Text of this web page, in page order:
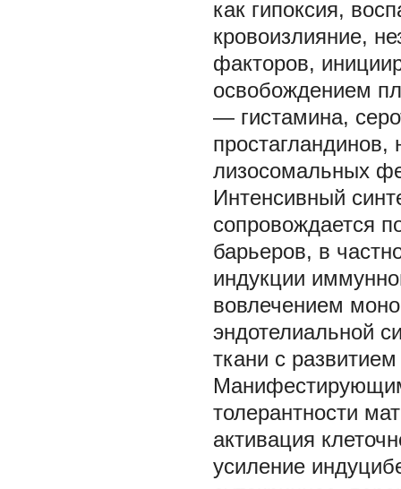
как гипоксия,
кровоизлияние,
факторов,
освобождением
— гистамина,
лизосомальных
Интенсивный
сопровождается
барьеров, в
индукции
вовлечением
эндотелиальной
ткани с
толерантности
активация
усиление